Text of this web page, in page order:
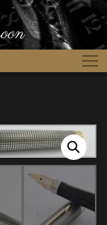
stylo plume PARKER 75